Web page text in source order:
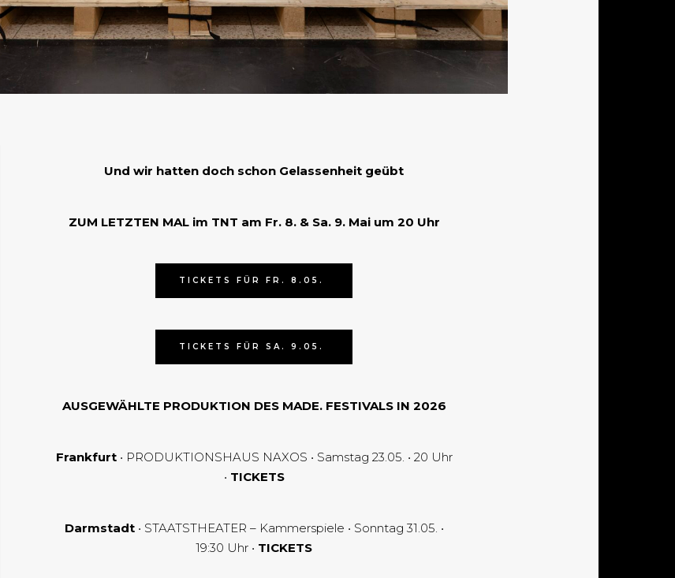
Und wir hatten doch schon Gelassenheit geübt
ZUM LETZTEN MAL im TNT am Fr. 8. & Sa. 9. Mai um 20 Uhr
TICKETS FÜR FR. 8.05.
TICKETS FÜR SA. 9.05.
AUSGEWÄHLTE PRODUKTION DES MADE. FESTIVALSIN 2026
Frankfurt• PRODUKTIONSHAUS NAXOS • Samstag 23.05. • 20 Uhr
• TICKETS
Darmstadt• STAATSTHEATER – Kammerspiele • Sonntag 31.05. •
19:30 Uhr • TICKETS